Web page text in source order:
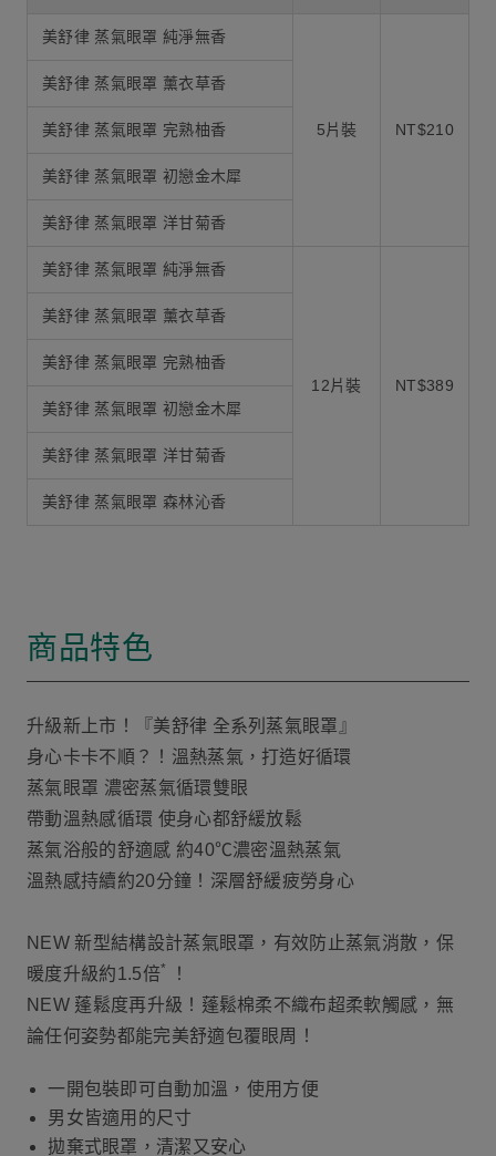
美舒律 蒸氣眼罩 純淨無香
5片裝 NT$210
美舒律 蒸氣眼罩 薰衣草香
美舒律 蒸氣眼罩 完熟柚香
美舒律 蒸氣眼罩 初戀金木犀
美舒律 蒸氣眼罩 洋甘菊香
美舒律 蒸氣眼罩 純淨無香
12片裝 NT$389
美舒律 蒸氣眼罩 薰衣草香
美舒律 蒸氣眼罩 完熟柚香
美舒律 蒸氣眼罩 初戀金木犀
美舒律 蒸氣眼罩 洋甘菊香
美舒律 蒸氣眼罩 森林沁香
商品特色
升級新上市！『美舒律 全系列蒸氣眼罩』
身心卡卡不順？！溫熱蒸氣，打造好循環
蒸氣眼罩 濃密蒸氣循環雙眼
帶動溫熱感循環 使身心都舒緩放鬆
蒸氣浴般的舒適感 約40℃濃密溫熱蒸氣
溫熱感持續約20分鐘！深層舒緩疲勞身心
NEW 新型結構設計蒸氣眼罩，有效防止蒸氣消散，保
暖度升級約1.5倍*
！
NEW 蓬鬆度再升級！蓬鬆棉柔不織布超柔軟觸感，無
論任何姿勢都能完美舒適包覆眼周！
一開包裝即可自動加溫，使用方便
男女皆適用的尺寸
拋棄式眼罩，清潔又安心